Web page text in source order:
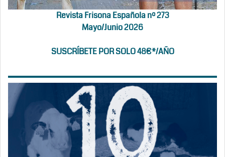
Revista Frisona Española nº 273
Mayo/Junio 2026
SUSCRÍBETE POR SOLO 48€*/AÑO